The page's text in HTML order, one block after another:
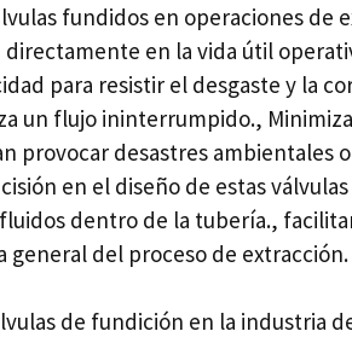
fundidos en operaciones de
en la vida útil
para resistir el desgaste y la
un flujo ininterrumpido.,
provocar desastres ambientales
en el diseño de estas
dentro de la tubería.,
del proceso de extracción.
de fundición en la industria